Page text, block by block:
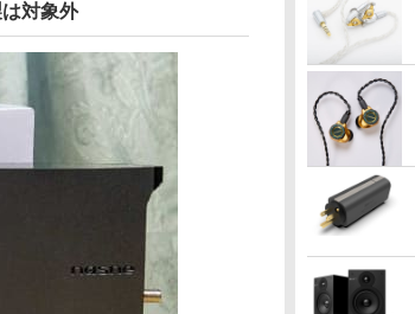
対象外